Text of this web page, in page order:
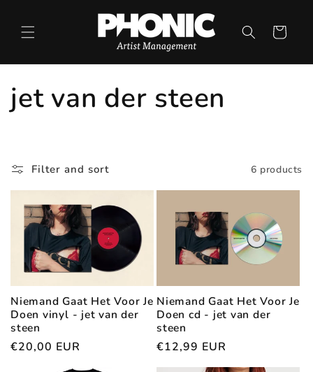
Cart
C
l
l
e
t
i
jet van der steen
Filter and sort 6 products
Niemand Gaat Het Voor Je
Doen vinyl - jet van der
steen
Regular
€20,00 EUR
Niemand Gaat Het Voor Je
Doen cd - jet van der
steen
Regular
price
€12,99 EUR